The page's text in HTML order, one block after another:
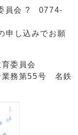
会 ? 0774-
込みでお願
育委員会
第55号 名鉄